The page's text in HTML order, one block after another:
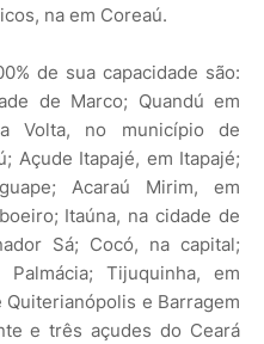
na em Coreaú.
de sua capacidade são:
de Marco; Quandú em
Volta, no município de
Açude Itapajé, em Itapajé;
Acaraú Mirim, em
Itaúna, na cidade de
Sá; Cocó, na capital;
Tijuquinha, em
e Barragem
e três açudes do Ceará